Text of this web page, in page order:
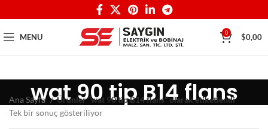
MENU 0 $0,00
wat 90 tip B14 flans
Ana Sayfa
Ürünler “wat 90 tip B14 flans” olarak etiketlendi
Tek bir sonuç gösteriliyor